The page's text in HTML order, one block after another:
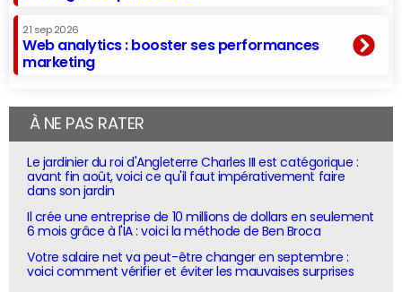
21 sep 2026
Web analytics : booster ses performances
marketing
À NE PAS RATER
Le jardinier du roi d'Angleterre Charles III est catégorique :
avant fin août, voici ce qu'il faut impérativement faire
dans son jardin
Il crée une entreprise de 10 millions de dollars en seulement
6 mois grâce à l'IA : voici la méthode de Ben Broca
Votre salaire net va peut-être changer en septembre :
voici comment vérifier et éviter les mauvaises surprises